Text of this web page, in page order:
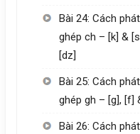
Bài 24: Cách
ghép ch – [k] &
[dz]
Bài 25: Cách
ghép gh – [g], [f]
Bài 26: Cách